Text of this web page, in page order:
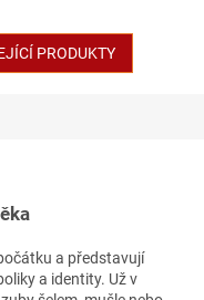
PRODUKTY
a představují
a identity. Už v